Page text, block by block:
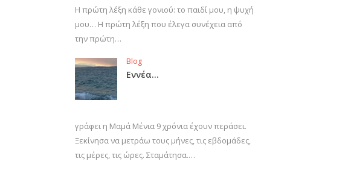
Η πρώτη λέξη κάθε γονιού: το παιδί μου, η ψυχή
μου… Η πρώτη λέξη που έλεγα συνέχεια από
την πρώτη…
Blog
Εννέα…
γράφει η Μαμά Μένια 9 χρόνια έχουν περάσει.
Ξεκίνησα να μετράω τους μήνες, τις εβδομάδες,
τις μέρες, τις ώρες. Σταμάτησα.…